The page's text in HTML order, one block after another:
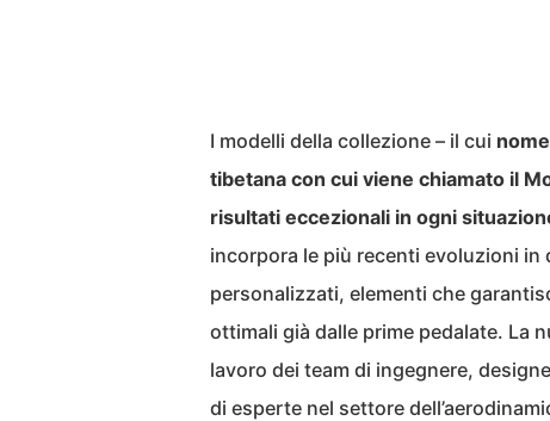
I modelli della collezione – il cui
tibetana con cui viene chiamato il
risultati eccezionali in ogni
incorpora le più recenti evoluzioni
personalizzati, elementi che
ottimali già dalle prime pedalate. La
lavoro dei team di ingegnere,
di esperte nel settore